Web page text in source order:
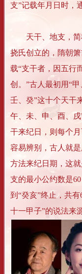
支”记载年月日时，
天干、地支，简
挠氏创立的，隋朝
载“支干者，因五行
创。”古人最初用“
壬、癸”这十个天干
午、未、申、酉、
干来纪日，则每个
容易辨别，古人就
方法来纪日期，这
支的最小公约数是
到“癸亥”终止，共
十一甲子”的说法来